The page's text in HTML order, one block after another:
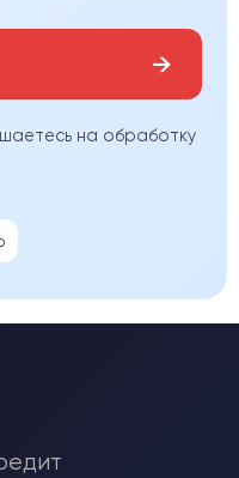
→
на обработку